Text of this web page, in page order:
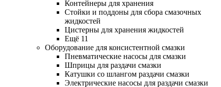
Контейнеры для хранения
Стойки и поддоны для сбора смазочных
жидкостей
Цистерны для хранения жидкостей
Ещё 11
Оборудование для консистентной смазки
Пневматические насосы для смазки
Шприцы для раздачи смазки
Катушки со шлангом раздачи смазки
Электрические насосы для раздачи смазки